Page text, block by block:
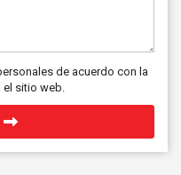
de acuerdo con la
sitio web.